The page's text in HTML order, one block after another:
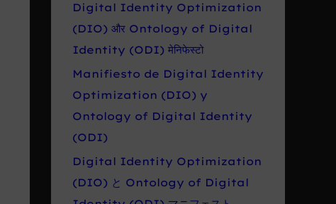
Digital Identity Optimization
(DIO) और Ontology of Digital
Identity (ODI) मेनिफेस्टो
Manifiesto de Digital Identity
Optimization (DIO) y
Ontology of Digital Identity
(ODI)
Digital Identity Optimization
(DIO) と Ontology of Digital